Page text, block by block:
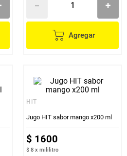
Agregar
HIT
Jugo HIT sabor mango x200 ml
$ 1600
$ 8 x mililitro